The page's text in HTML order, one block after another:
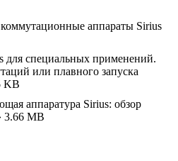
аппараты Sirius
для специальных применений.
или плавного запуска
KB
аппаратура Sirius: обзор
3.66 MB